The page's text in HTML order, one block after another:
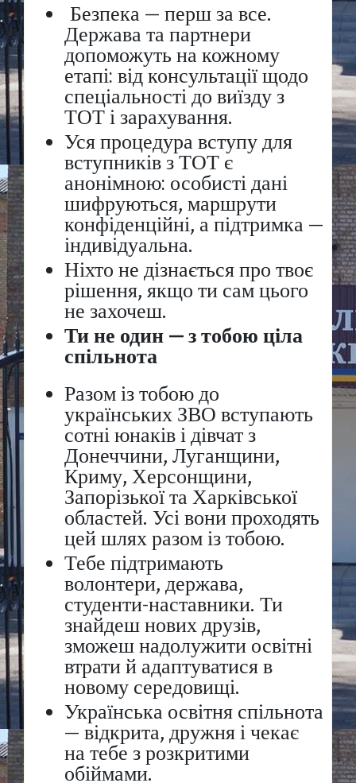
Безпека — перш за все.
Держава та партнери
допоможуть на кожному
етапі: від консультації щодо
спеціальності до виїзду з
ТОТ і зарахування.
Уся процедура вступу для
вступників з ТОТ є
анонімною: особисті дані
шифруються, маршрути
конфіденційні, а підтримка —
індивідуальна.
Ніхто не дізнається про твоє
рішення, якщо ти сам цього
не захочеш.
Ти не один — з тобою ціла
спільнота
Разом із тобою до
українських ЗВО вступають
сотні юнаків і дівчат з
Донеччини, Луганщини,
Криму, Херсонщини,
Запорізької та Харківської
областей. Усі вони проходять
цей шлях разом із тобою.
Тебе підтримають
волонтери, держава,
студенти-наставники. Ти
знайдеш нових друзів,
зможеш надолужити освітні
втрати й адаптуватися в
новому середовищі.
Українська освітня спільнота
— відкрита, дружня і чекає
на тебе з розкритими
обіймами.